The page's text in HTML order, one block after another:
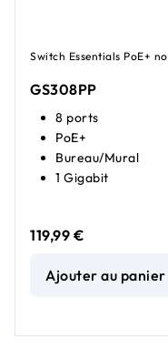
Switch Essentials PoE+
GS308PP
8 ports
PoE+
Bureau/Mural
1 Gigabit
119,99 €
Essentials Switch
Ajouter au panier